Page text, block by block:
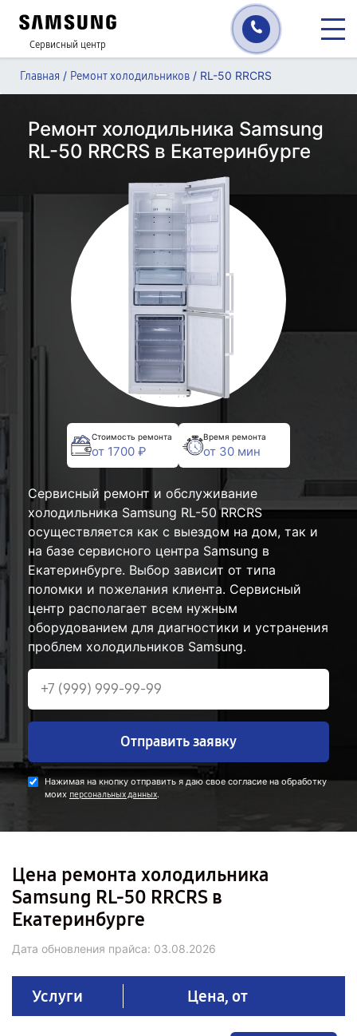
Сервисный центр
Главная / Ремонт холодильников / RL-50 RRCRS
Ремонт холодильника Samsung
RL-50 RRCRS в Екатеринбурге
Стоимость ремонта
от 1700 ₽
Время ремонта
от 30 мин
Сервисный ремонт и обслуживание
холодильника Samsung RL-50 RRCRS
осуществляется как с выездом на дом, так и
на базе сервисного центра Samsung в
Екатеринбурге. Выбор зависит от типа
поломки и пожелания клиента. Сервисный
центр располагает всем нужным
оборудованием для диагностики и устранения
проблем холодильников Samsung.
Отправить заявку
Нажимая на кнопку отправить я даю свое согласие на обработку
моих персональных данных.
Цена ремонта холодильника
Samsung RL-50 RRCRS в
Екатеринбурге
Дата обновления прайса: 03.08.2026
Услуги Цена, от